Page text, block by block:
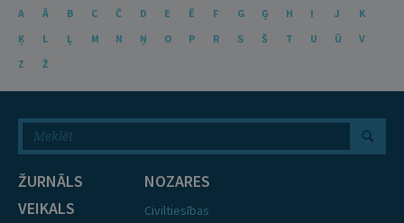
A Ā B C Č D E Ē F G Ģ H I J
K
Ķ
L Ļ M N Ņ O P R S Š T U Ū
V
Z
Ž
ŽURNĀLS
VEIKALS
NOZARES
Civiltiesības